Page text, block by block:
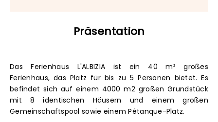
Präsentation
Das Ferienhaus L'ALBIZIA ist ein 40 m² großes
Ferienhaus, das Platz für bis zu 5 Personen bietet. Es
befindet sich auf einem 4000 m2 großen Grundstück
mit 8 identischen Häusern und einem großen
Gemeinschaftspool sowie einem Pétanque-Platz.